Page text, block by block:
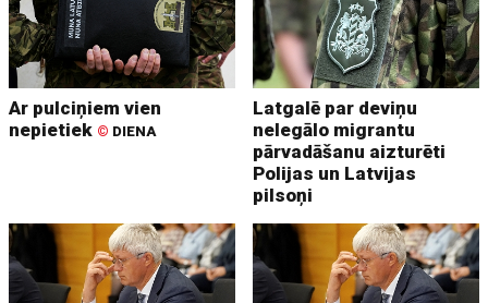
Ar pulciņiem vien
nepietiek © DIENA
Latgalē par deviņu
nelegālo migrantu
pārvadāšanu aizturēti
Polijas un Latvijas
pilsoņi